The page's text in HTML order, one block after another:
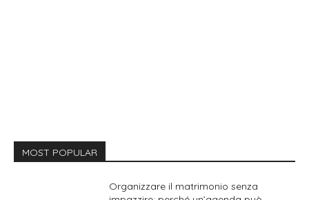
MOST POPULAR
Organizzare il matrimonio senza